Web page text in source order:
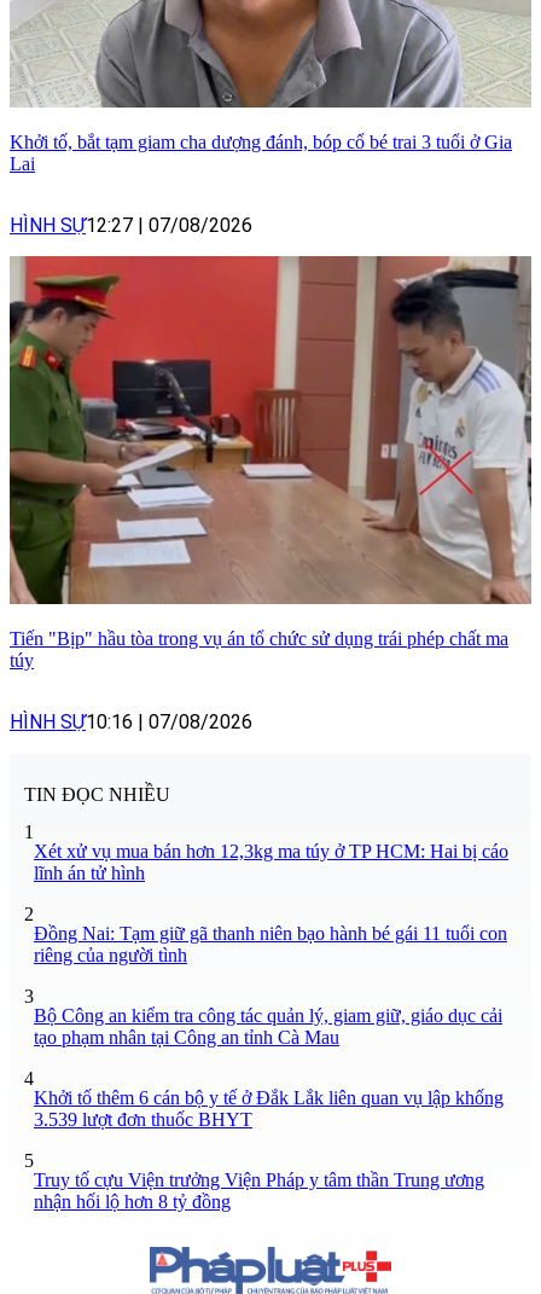
Khởi tố, bắt tạm giam cha dượng đánh, bóp cổ bé trai 3 tuổi ở Gia
Lai
HÌNH SỰ12:27 | 07/08/2026
Tiến "Bịp" hầu tòa trong vụ án tổ chức sử dụng trái phép chất ma
túy
HÌNH SỰ10:16 | 07/08/2026
TIN ĐỌC NHIỀU
1
Xét xử vụ mua bán hơn 12,3kg ma túy ở TP HCM: Hai bị cáo
lĩnh án tử hình
2
Đồng Nai: Tạm giữ gã thanh niên bạo hành bé gái 11 tuổi con
riêng của người tình
3
Bộ Công an kiểm tra công tác quản lý, giam giữ, giáo dục cải
tạo phạm nhân tại Công an tỉnh Cà Mau
4
Khởi tố thêm 6 cán bộ y tế ở Đắk Lắk liên quan vụ lập khống
3.539 lượt đơn thuốc BHYT
5
Truy tố cựu Viện trưởng Viện Pháp y tâm thần Trung ương
nhận hối lộ hơn 8 tỷ đồng